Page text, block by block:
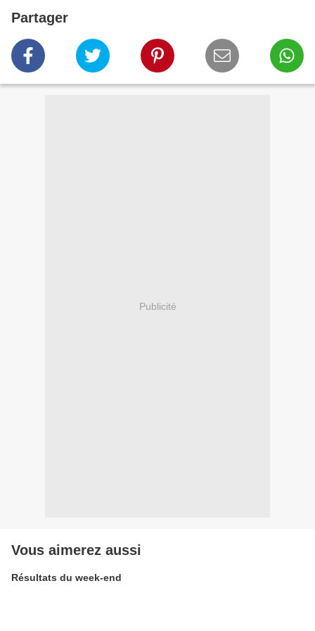
Partager
Publicité
Vous aimerez aussi
Résultats du week-end